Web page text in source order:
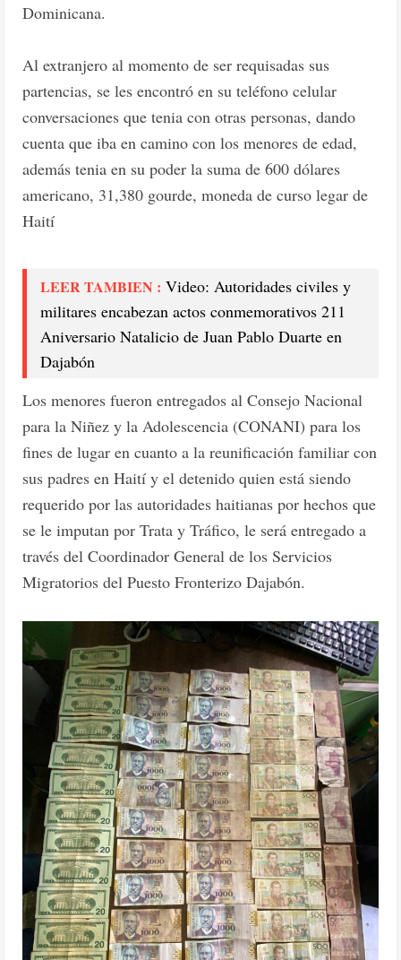
Dominicana.
Al extranjero al momento de ser requisadas sus
partencias, se les encontró en su teléfono celular
conversaciones que tenia con otras personas, dando
cuenta que iba en camino con los menores de edad,
además tenia en su poder la suma de 600 dólares
americano, 31,380 gourde, moneda de curso legar de
Haití
LEER TAMBIEN : Video: Autoridades civiles y
militares encabezan actos conmemorativos 211
Aniversario Natalicio de Juan Pablo Duarte en
Dajabón
Los menores fueron entregados al Consejo Nacional
para la Niñez y la Adolescencia (CONANI) para los
fines de lugar en cuanto a la reunificación familiar con
sus padres en Haití y el detenido quien está siendo
requerido por las autoridades haitianas por hechos que
se le imputan por Trata y Tráfico, le será entregado a
través del Coordinador General de los Servicios
Migratorios del Puesto Fronterizo Dajabón.